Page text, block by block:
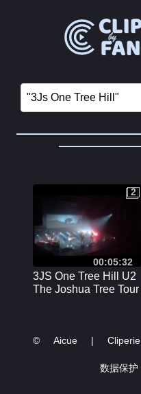
00:05:32
2
2
3JS One Tree Hill U2
The Joshua Tree Tour
© Aicue | Cliperie
数据保护